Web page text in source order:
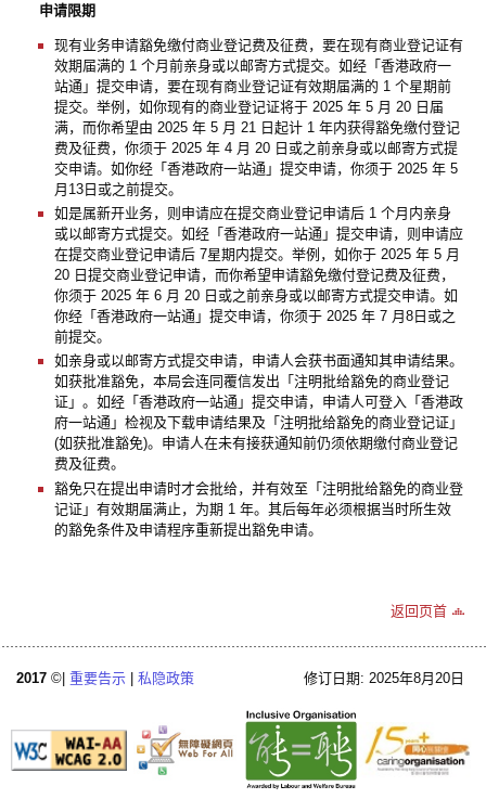
申请限期
现有业务申请豁免缴付商业登记费及征费，要在现有商业登记证有
效期届满的 1 个月前亲身或以邮寄方式提交。如经「香港政府一
站通」提交申请，要在现有商业登记证有效期届满的 1 个星期前
提交。举例，如你现有的商业登记证将于 2025 年 5 月 20 日届
满，而你希望由 2025 年 5 月 21 日起计 1 年内获得豁免缴付登记
费及征费，你须于 2025 年 4 月 20 日或之前亲身或以邮寄方式提
交申请。如你经「香港政府一站通」提交申请，你须于 2025 年 5
月13日或之前提交。
如是属新开业务，则申请应在提交商业登记申请后 1 个月内亲身
或以邮寄方式提交。如经「香港政府一站通」提交申请，则申请应
在提交商业登记申请后 7星期内提交。举例，如你于 2025 年 5 月
20 日提交商业登记申请，而你希望申请豁免缴付登记费及征费，
你须于 2025 年 6 月 20 日或之前亲身或以邮寄方式提交申请。如
你经「香港政府一站通」提交申请，你须于 2025 年 7 月8日或之
前提交。
如亲身或以邮寄方式提交申请，申请人会获书面通知其申请结果。
如获批准豁免，本局会连同覆信发出「注明批给豁免的商业登记
证」。如经「香港政府一站通」提交申请，申请人可登入「香港政
府一站通」检视及下载申请结果及「注明批给豁免的商业登记证」
(如获批准豁免)。申请人在未有接获通知前仍须依期缴付商业登记
费及征费。
豁免只在提出申请时才会批给，并有效至「注明批给豁免的商业登
记证」有效期届满止，为期 1 年。其后每年必须根据当时所生效
的豁免条件及申请程序重新提出豁免申请。
返回页首
2017 ©| 重要告示 | 私隐政策 修订日期: 2025年8月20日